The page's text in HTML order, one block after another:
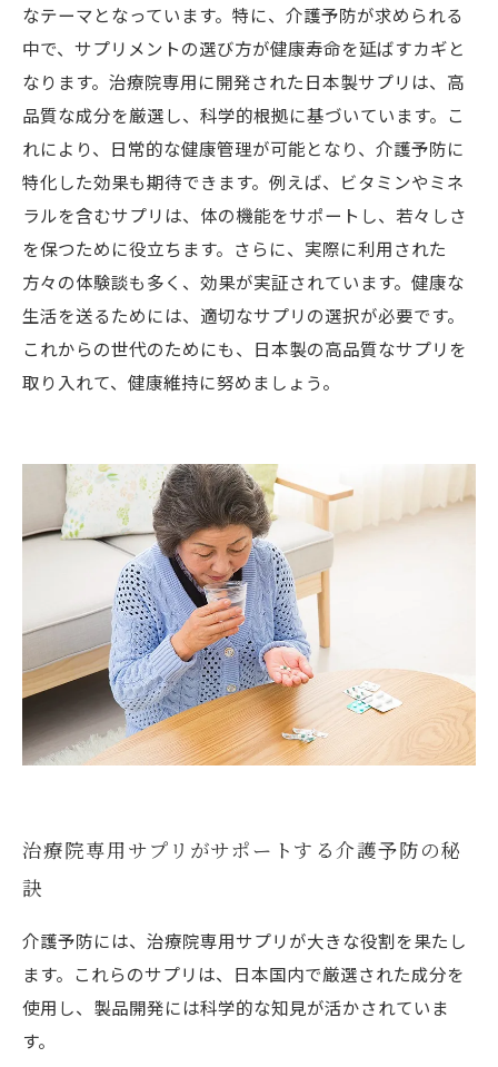
なテーマとなっています。特に、介護予防が求められる
中で、サプリメントの選び方が健康寿命を延ばすカギと
なります。治療院専用に開発された日本製サプリは、高
品質な成分を厳選し、科学的根拠に基づいています。こ
れにより、日常的な健康管理が可能となり、介護予防に
特化した効果も期待できます。例えば、ビタミンやミネ
ラルを含むサプリは、体の機能をサポートし、若々しさ
を保つために役立ちます。さらに、実際に利用された
方々の体験談も多く、効果が実証されています。健康な
生活を送るためには、適切なサプリの選択が必要です。
これからの世代のためにも、日本製の高品質なサプリを
取り入れて、健康維持に努めましょう。
治療院専用サプリがサポートする介護予防の秘
訣
介護予防には、治療院専用サプリが大きな役割を果たし
ます。これらのサプリは、日本国内で厳選された成分を
使用し、製品開発には科学的な知見が活かされていま
す。